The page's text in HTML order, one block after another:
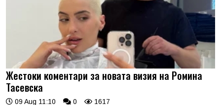
Жестоки коментари за новата визия на Ромина
Тасевска
09 Aug 11:10 0 1617